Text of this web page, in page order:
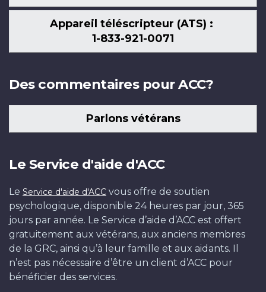
Appareil téléscripteur (ATS) :
1-833-921-0071
Des commentaires pour ACC?
Parlons vétérans
Le Service d'aide d'ACC
Le Service d'aide d'ACC vous offre de soutien
psychologique, disponible 24 heures par jour, 365
jours par année. Le Service d’aide d’ACC est offert
gratuitement aux vétérans, aux anciens membres
de la GRC, ainsi qu’à leur famille et aux aidants. Il
n’est pas nécessaire d’être un client d’ACC pour
bénéficier des services.